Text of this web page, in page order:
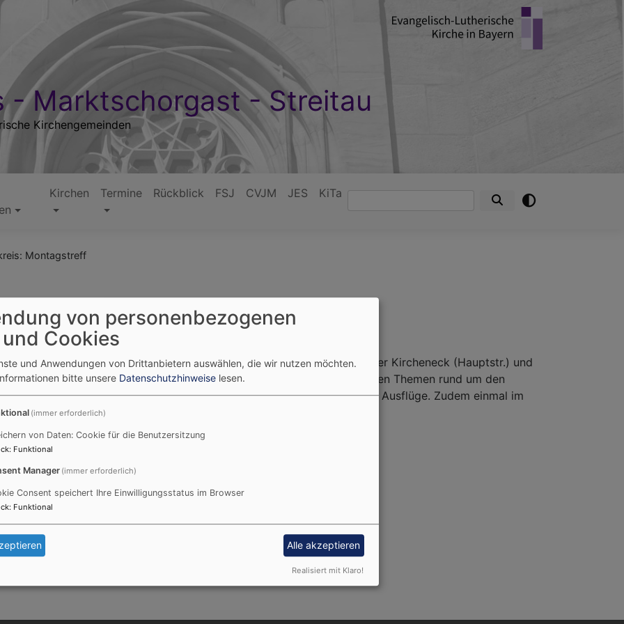
- Marktschorgast - Streitau
Kirchengemeinden
Kirchen Termine Rückblick FSJ CVJM JES KiTaSuche
Montagstreff
sich monatlich montags, 14:00 – 16:00 Uhr wechselweise im G´freeser Kircheneck (Hauptstr.) und
vielfältiges Angebot für Sie bereit gehalten: Vorträge zu interessanten Themen rund um den
ebenso einen Platz wie gemütliches Kaffeetrinken, Singen und Ausflüge. Zudem einmal im
Kaffeetrinken im örtlichen Kaffee JU.
bei denVeranstaltungen
)
von personenbezogenen
Cookies
und Anwendungen von Drittanbietern auswählen, die wir nutzen möchten.
bitte unsere Datenschutzhinweise lesen.
(immer erforderlich)
von Daten: Cookie für die Benutzersitzung
: Funktional
Manager (immer erforderlich)
Consent speichert Ihre Einwilligungsstatus im Browser
: Funktional
Alle akzeptieren
Realisiert mit Klaro!